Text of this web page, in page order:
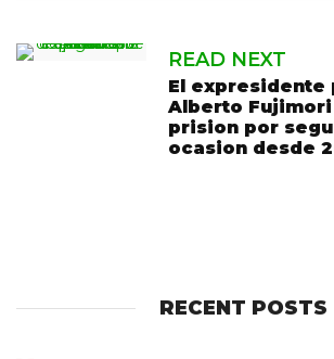
READ NEXT
El expresidente
Alberto Fujimori
prision por
ocasion desde
RECENT POSTS